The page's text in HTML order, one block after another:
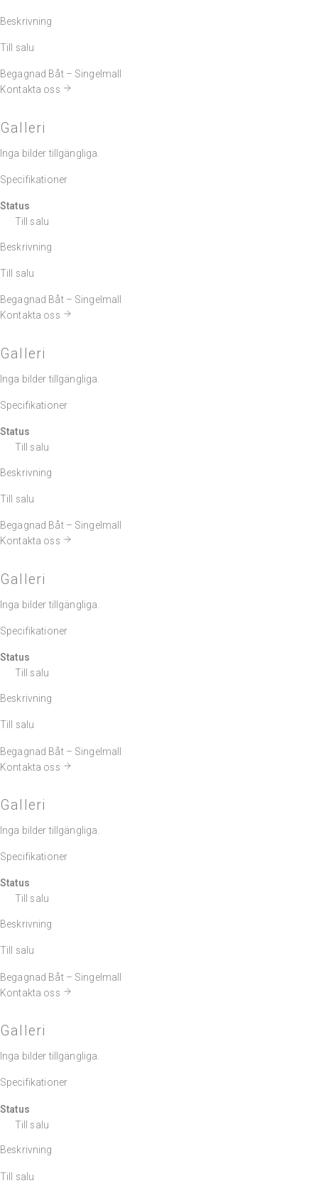
Beskrivning
Till salu
Begagnad Båt – Singelmall
Kontakta oss
Galleri
Inga bilder tillgängliga.
Specifikationer
Status
Till salu
Beskrivning
Till salu
Begagnad Båt – Singelmall
Kontakta oss
Galleri
Inga bilder tillgängliga.
Specifikationer
Status
Till salu
Beskrivning
Till salu
Begagnad Båt – Singelmall
Kontakta oss
Galleri
Inga bilder tillgängliga.
Specifikationer
Status
Till salu
Beskrivning
Till salu
Begagnad Båt – Singelmall
Kontakta oss
Galleri
Inga bilder tillgängliga.
Specifikationer
Status
Till salu
Beskrivning
Till salu
Begagnad Båt – Singelmall
Kontakta oss
Galleri
Inga bilder tillgängliga.
Specifikationer
Status
Till salu
Beskrivning
Till salu